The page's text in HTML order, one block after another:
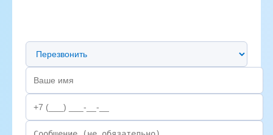
Предпочтительный способ связи